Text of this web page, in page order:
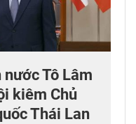
Tô Lâm
kiêm Chủ
Thái Lan